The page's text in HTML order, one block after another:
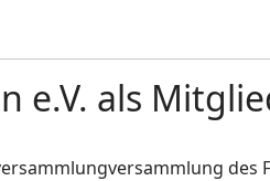
e.V. als
des